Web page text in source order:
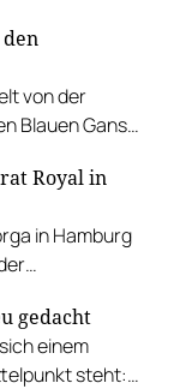
Kärnten und
von der
Blauen Gans
Royal in
in Hamburg
gedacht
einem
steht: